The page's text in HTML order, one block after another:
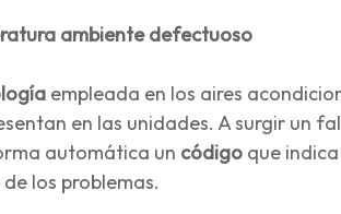
ambiente defectuoso
empleada en los aires
en las unidades. A surgir un
automática un código que
los problemas.